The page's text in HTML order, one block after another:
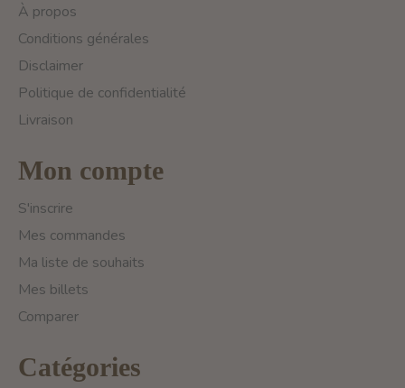
À propos
Conditions générales
Disclaimer
Politique de confidentialité
Livraison
Mon compte
S'inscrire
Mes commandes
Ma liste de souhaits
Mes billets
Comparer
Catégories